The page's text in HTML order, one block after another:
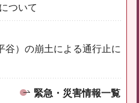
ついて
谷）の崩土による通行止に
緊急・災害情報一覧